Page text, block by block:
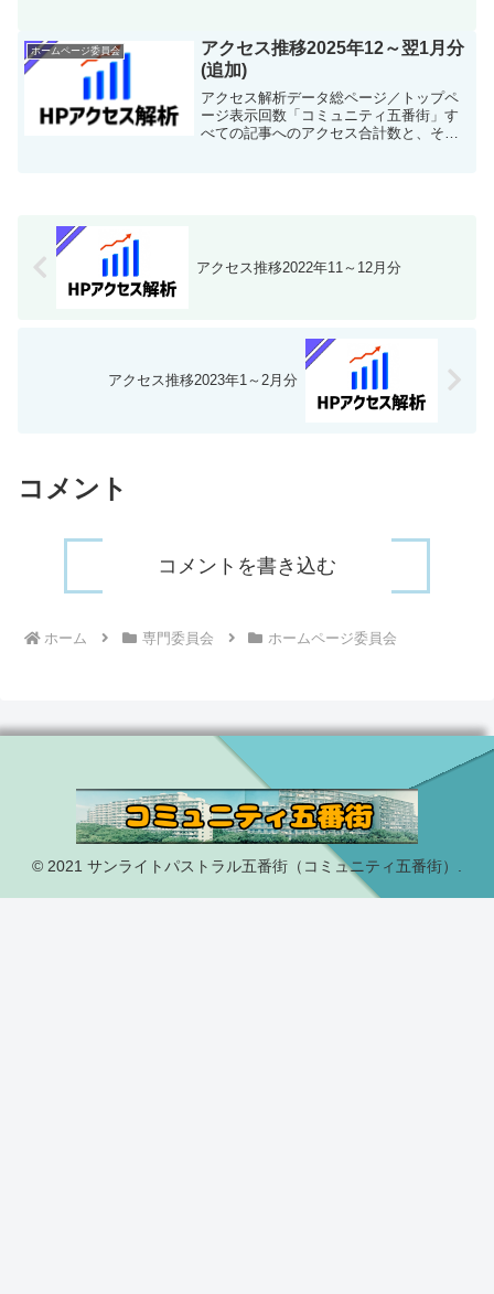
12...
ホームページ委員会
アクセス推移2025年12～翌1月分
(追加)
アクセス解析データ総ページ／トップペ
ージ表示回数「コミュニティ五番街」す
べての記事へのアクセス合計数と、その
アクセス推移2022年11～12月分
アクセス推移2023年1～2月分
コメント
コメントを書き込む
ホーム 専門委員会 ホームページ委員会
© 2021 サンライトパストラル五番街（コミュニティ五番街）.